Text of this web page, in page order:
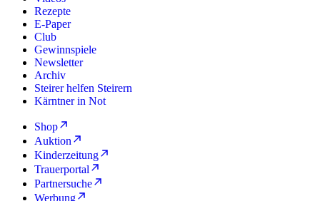
Rezepte
E-Paper
Club
Gewinnspiele
Newsletter
Archiv
Steirer helfen Steirern
Kärntner in Not
Shop
Auktion
Kinderzeitung
Trauerportal
Partnersuche
Werbung